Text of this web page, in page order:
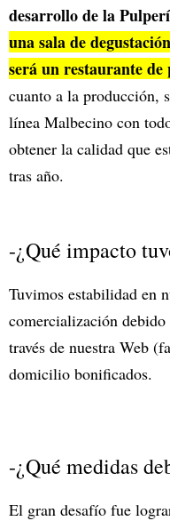
desarrollo de la
una sala de
será un restaurante de
cuanto a la producción,
línea Malbecino con
obtener la calidad que
tras año.
-¿Qué impacto
Tuvimos estabilidad en
comercialización debido
través de nuestra Web
domicilio bonificados.
-¿Qué medidas
El gran desafío fue